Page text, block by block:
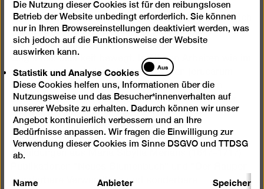
Düsseldorfer Lehrers Gerhard Richter eine
eigenständige malerische Position entwickelt, die sich
gerade in den jüngsten Werken ganz prononciert auf
der Grenze zwischen Abstraktion und
Gegenständlichkeit bewegt. In älteren Arbeiten wie im
vierteiligen Gemälde Schwarze Blumen (erucarum
ortus) von 2005 wurde durch die Einfügung von
Bildfragmenten die gegenständliche Anmutung der
malerischen Setzungen noch in Richtung von
Vegetabilem und Floralem verstärkt: So
korrespondieren dort Ausschnitte von vergrößerten
Abbildungen aus Maria Sibylla Merians (1647–1717)
wunderbare Verwandlung und sonderbare
Cookies
Die Nutzung dieser Cookies ist für den reibungslosen
Betrieb der Website unbedingt erforderlich. Sie können
nur in Ihren Browsereinstellungen deaktiviert werden, was
sich jedoch auf die Funktionsweise der Website
auswirken kann.
Statistik und Analyse Cookies
Statistik
und
Analyse
Cookies
Aus
Diese Cookies helfen uns, Informationen über die
Nutzungsweise und das Besucher*innenverhalten auf
unserer Website zu erhalten. Dadurch können wir unser
Angebot kontinuierlich verbessern und an Ihre
Bedürfnisse anpassen. Wir fragen die Einwilligung zur
Verwendung dieser Cookies im Sinne DSGVO und TTDSG
ab.
Name Anbieter